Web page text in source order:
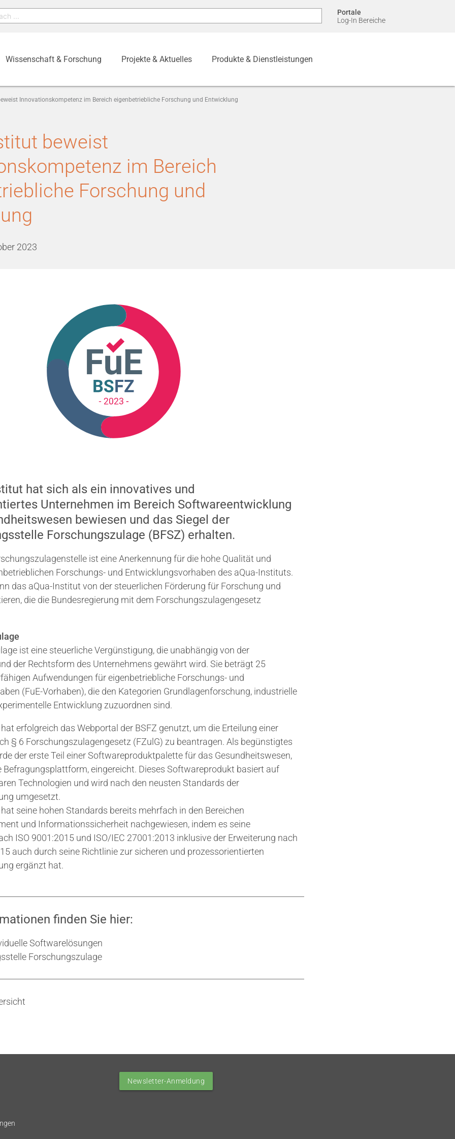
Portale
Log-In Bereiche
Wissenschaft & Forschung Projekte & Aktuelles Produkte & Dienstleistungen
Innovationskompetenz im Bereich eigenbetriebliche Forschung und Entwicklung
beweist
im Bereich
Forschung und
2023
hat sich als ein innovatives und
Unternehmen im Bereich Softwareentwicklung
bewiesen und das Siegel der
Forschungszulage (BFSZ) erhalten.
ist eine Anerkennung für die hohe Qualität und
Forschungs- und Entwicklungsvorhaben des aQua-Instituts.
das aQua-Institut von der steuerlichen Förderung für Forschung und
die die Bundesregierung mit dem Forschungszulagengesetz
ist eine steuerliche Vergünstigung, die unabhängig von der
der Rechtsform des Unternehmens gewährt wird. Sie beträgt 25
Aufwendungen für eigenbetriebliche Forschungs- und
(FuE-Vorhaben), die den Kategorien Grundlagenforschung, industrielle
Entwicklung zuzuordnen sind.
erfolgreich das Webportal der BSFZ genutzt, um die Erteilung einer
§ 6 Forschungszulagengesetz (FZulG) zu beantragen. Als begünstigtes
der erste Teil einer Softwareproduktpalette für das Gesundheitswesen,
Befragungsplattform, eingereicht. Dieses Softwareprodukt basiert auf
Technologien und wird nach den neusten Standards der
umgesetzt.
seine hohen Standards bereits mehrfach in den Bereichen
und Informationssicherheit nachgewiesen, indem es seine
ISO 9001:2015 und ISO/IEC 27001:2013 inklusive der Erweiterung nach
auch durch seine Richtlinie zur sicheren und prozessorientierten
ergänzt hat.
finden Sie hier:
Softwarelösungen
Forschungszulage
Newsletter-Anmeldung